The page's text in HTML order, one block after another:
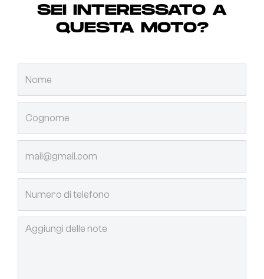
SEI INTERESSATO A
QUESTA MOTO?